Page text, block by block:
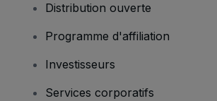
Distribution ouverte
Programme d'affiliation
Investisseurs
Services corporatifs